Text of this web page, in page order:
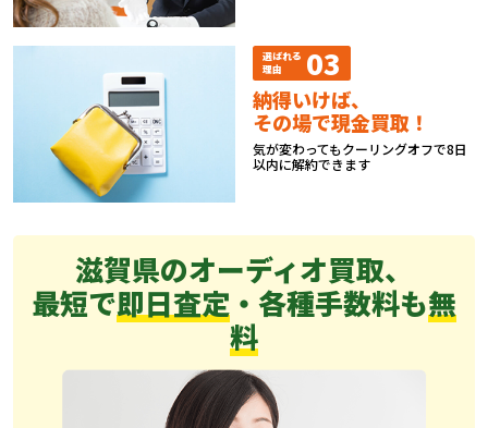
選ばれる
理由
03
納得いけば、
その場で現金買取！
気が変わってもクーリングオフで8日
以内に解約できます
滋賀県のオーディオ買取、
最短で即日査定 ・各種手数料も無
料